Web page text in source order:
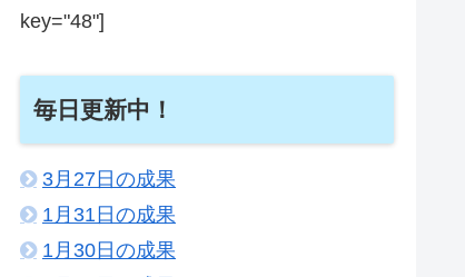
key="48"]
毎日更新中！
3月27日の成果
1月31日の成果
1月30日の成果